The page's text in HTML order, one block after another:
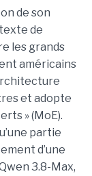
de son
de
les grands
américains
et adopte
» (MoE).
partie
d’une
3.8-Max,